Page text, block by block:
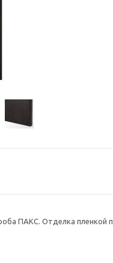
ПАКС. Отделка пленкой